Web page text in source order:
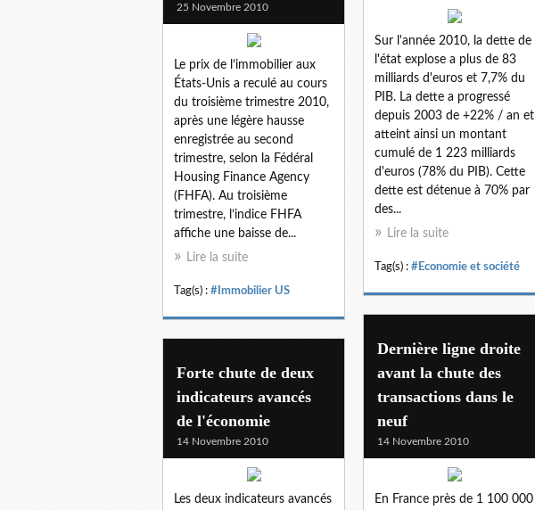
25 Novembre 2010
Le prix de l’immobilier aux
États-Unis a reculé au cours
du troisième trimestre 2010,
après une légère hausse
enregistrée au second
trimestre, selon la Fédéral
Housing Finance Agency
(FHFA). Au troisième
trimestre, l’indice FHFA
affiche une baisse de...
Lire la suite
Tag(s) : #Immobilier US
Sur l'année 2010, la dette de
l'état explose a plus de 83
milliards d'euros et 7,7% du
PIB. La dette a progressé
depuis 2003 de +22% / an et
atteint ainsi un montant
cumulé de 1 223 milliards
d'euros (78% du PIB). Cette
dette est détenue à 70% par
des...
Lire la suite
Tag(s) : #Economie et société
Dernière ligne droite
avant la chute des
transactions dans le
neuf
14 Novembre 2010
En France près de 1 100 000
Forte chute de deux
indicateurs avancés
de l'économie
14 Novembre 2010
Les deux indicateurs avancés